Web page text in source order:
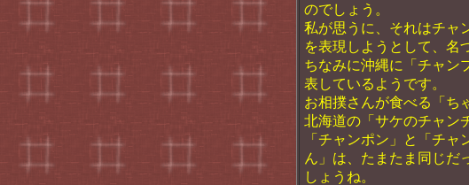
のでしょう。
私が思うに、それはチャ
を表現しようとして、名
ちなみに沖縄に「チャン
表しているようです。
お相撲さんが食べる「ち
北海道の「サケのチャン
「チャンポン」と「チ
ん」は、たまたま同じだ
しょうね。